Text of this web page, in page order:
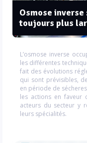
Osmose inverse
toujours plus
L’osmose inverse
les différentes
fait des évolutions
qui sont prévisibles,
en période de
les actions en faveur
acteurs du secteur y
leurs spécialités.